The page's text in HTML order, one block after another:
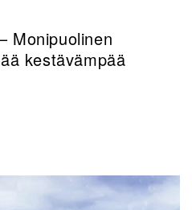
Monipuolinen
kestävämpää